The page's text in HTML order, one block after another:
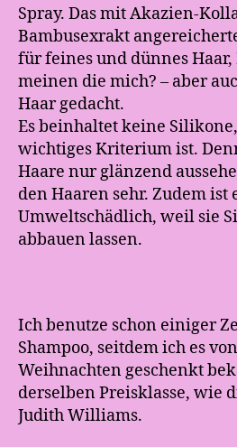
Spray. Das mit Akazien-
Bambusexrakt
für feines und dünnes Haar,
meinen die mich? – aber
Haar gedacht.
Es beinhaltet keine
wichtiges Kriterium ist.
Haare nur glänzend
den Haaren sehr. Zudem ist
Umweltschädlich, weil sie
abbauen lassen.
Ich benutze schon einiger
Shampoo, seitdem ich es
Weihnachten geschenkt
derselben Preisklasse, wie
Judith Williams.